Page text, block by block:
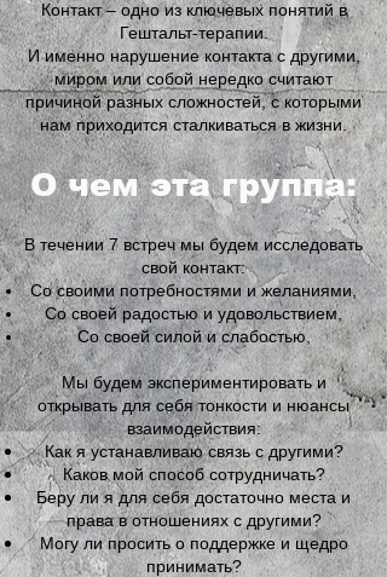
Контакт – одно из ключевых понятий в
Гештальт-терапии.
И именно нарушение контакта с другими,
миром или собой нередко считают
причиной разных сложностей, с которыми
нам приходится сталкиваться в жизни.
О чем эта группа:
В течении 7 встреч мы будем исследовать
свой контакт:
Со своими потребностями и желаниями,
Со своей радостью и удовольствием,
Со своей силой и слабостью,
Мы будем экспериментировать и
открывать для себя тонкости и нюансы
взаимодействия:
Как я устанавливаю связь с другими?
Каков мой способ сотрудничать?
Беру ли я для себя достаточно места и
права в отношениях с другими?
Могу ли просить о поддержке и щедро
принимать?